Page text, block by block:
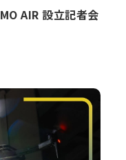
AIR 設立記者会